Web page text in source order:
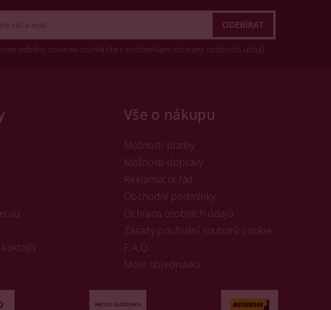
odběru novinek souhlasíte s podmínkami ochrany osobních údajů
koktejly
Vše o nákupu
Možnosti platby
Možnosti dopravy
Reklamační řád
Obchodní podmínky
Ochrana osobních údajů
Zásady používání souborů cookie
F.A.Q.
Moje objednávka